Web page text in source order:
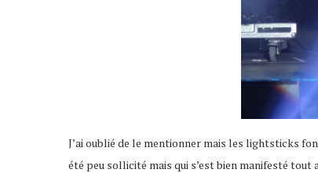
J’ai oublié de le mentionner mais les lightsticks
été peu sollicité mais qui s’est bien manifesté tout